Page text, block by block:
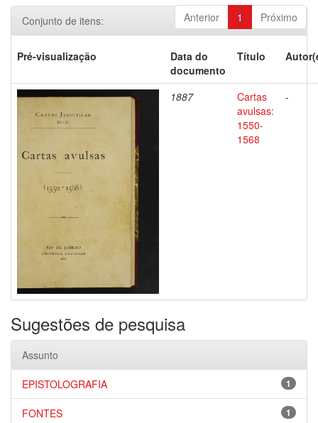
Anterior 1 Próximo
Conjunto de itens:
Pré-visualização
Data do
documento
Título
1887
Cartas
avulsas:
1550-
1568
-
Sugestões de pesquisa
Assunto
1
EPISTOLOGRAFIA
1
FONTES